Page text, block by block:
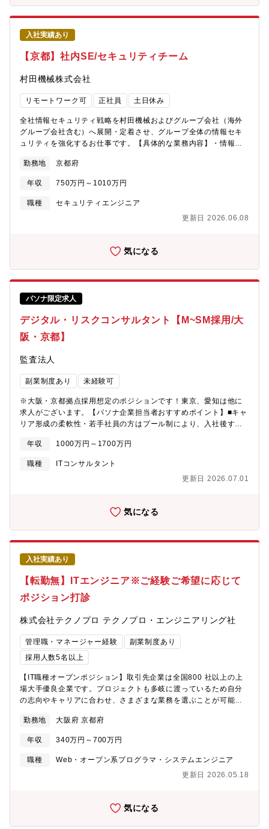
かりできる方・常に自らのスキルアップに努め、向上心およびモ
チベーションを維持できる方
担当。京都に2名、福井に3名が在籍。第2グループ（九州）: ERP
運用保守、情報セキュリティを担当。管理職（次長）1名とその下
に2名が在籍。【同社で働く魅力】定年60歳、再雇用65歳までと
なりますが、役職定年はありません。年齢だけの理由による降格
や給与ダウンはありませんので、長期的にキャリアを形成してい
ただけます。【同社について】世界No.1の総合モーターメーカー
ニデックのグループ会社です。同グループ内に於いても、事業分
野として非常に重要なポジションを占めており、海外への積極的
な展開を続けています。家電用モータ、及び産業用モータに特化
し、エアコン用ブラシレスDCモータにおいては、世界トップシェ
アを獲得しています。高い技術力と品質を備えたより良い製品を
生み出すことにより、空調・産業分野の発展に貢献しています。
入社実績あり
【京都】社内SE/セキュリティチーム
村田機械株式会社
リモートワーク可 正社員 土日休み
全社情報セキュリティ戦略を村田機械およびグループ会社（海外
グループ会社含む）へ展開・定着させ、グループ全体の情報セキ
ュリティを強化するお仕事です。【具体的な業務内容】・情報セ
（海外拠点含むガバナンス強化）・各部門のIT担当者との調整、
セキュリティ強化支援・セキュリティ運用（監視とアラート、イ
ンシデント対応）・情報セキュリティ教育の実施【仕事のやりが
い・魅力】村田機械およびグループ会社（海外グループ会社含
す。【出張頻度】出張先は国内外の村田機械グループ拠点。国内
アメリカ、台湾、中国など主要拠点を中心にその他拠点も【求め
る人物像】・やる気があり、仕事に真摯に取り組める方・最低限
のコミュニケーションが取れる方・新しい技術、知識に対して学
習意欲がある方
勤務地 京都府
年収 750万円～1010万円
職種
セキュリティエンジニア
更新日 2026.06.08
気になる
パソナ限定求人
デジタル・リスクコンサルタント【M~SM採用/大
阪・京都】
監査法人
副業制度あり 未経験可
※大阪・京都拠点採用想定のポジションです！東京、愛知は他に
求人がございます。【パソナ企業担当者おすすめポイント】■キャ
リア形成の柔軟性・若手社員の方はプール制により、入社後すぐ
験しながらご自身の興味や適性を見極めていただけます。・サイ
バーセキュリティ、クラウド、AI、データガバナンスなど、IT・
デジタルリスク領域における専門性を深めていただける環境が整
っております。■柔軟な働き方を実現・東名阪近郊エリアにお住ま
駐型のプロジェクトが中心で、クライアント先への常駐は基本的
ャリアを通じて、ディレクターやシニアマネージャークラスを始
様との会食機会など、現場のリアルな情報を直接お聞きいただけ
ぜひお気軽にご相談ください。選考プロセスや面接対策について
も、丁寧にサポートさせていただきます。【ポジションについ
ジャー～シニアマネージャークラス【RA部について】同社の経
ィ&プライバシーやAIをはじめとしたデジタル・システムに関する
監査・コンサルティング業務を通じて、デジタルテクノロジー分
野における「信頼の空白」に対応し、「日本の未来に、あらたな
信頼を」築く専門家集団です。【ミッション】マネージャー、シ
ニアマネージャークラスの方には、若手のメンバーのリードとし
て案件のデリバリーをして頂きます。将来的には、RA部における
ントの拡大を担っていただきたいです。【サービス内容】IT・デ
ク対応に至るまで、幅広いトラストサービスを提供しておりま
す。■システム・プロセス保証業務・会計監査の一環で実施するIT
ITリスクに係る個別テーマや内部統制の監査支援■サイバーセキュ
プロセスに関するリスクや成熟度の評価、および管理態勢の構築
や先進事例の調査・助言■IT・DXガバナンス・ITの効果的な活用
やDX推進に伴うリスクを管理・監督するための枠組みの構築支
年収 1000万円～1700万円
職種
ITコンサルタント
更新日 2026.07.01
気になる
入社実績あり
【転勤無】ITエンジニア※ご経験ご希望に応じて
ポジション打診
株式会社テクノプロ テクノプロ・エンジニアリング社
管理職・マネージャー経験
副業制度あり
採用人数5名以上
【IT職種オープンポジション】取引先企業は全国800 社以上の上
場大手優良企業です。プロジェクトも多岐に渡っているため自分
の志向やキャリアに合わせ、さまざまな業務を選ぶことが可能で
ュニケーションやマネジメントのスキルをつけて、リーダー・マ
ネジャーとしての活躍していらっしゃる方もおります。★働きや
すい環境★・月平均残業15時間前後・有資格者による相談員が従
業員をバックアップ★エンジニアの長期キャリアを徹底サポート
デザインアドバイザー制度にてエンジニアのキャリアをサポー
勤務地 大阪府 京都府
年収 340万円～700万円
職種
Web・オープン系プログラマ・システムエンジニア
更新日 2026.05.18
気になる